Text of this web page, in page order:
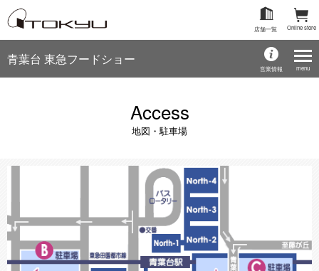
Online store
店舗一覧
青葉台 東急フードショー
営業情報
Access
地図・駐車場
menu